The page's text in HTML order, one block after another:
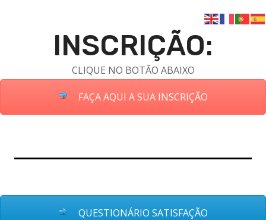
INSCRIÇÃO:
CLIQUE NO BOTÃO ABAIXO
FAÇA AQUI A SUA INSCRIÇÃO
QUESTIONÁRIO SATISFAÇÃO